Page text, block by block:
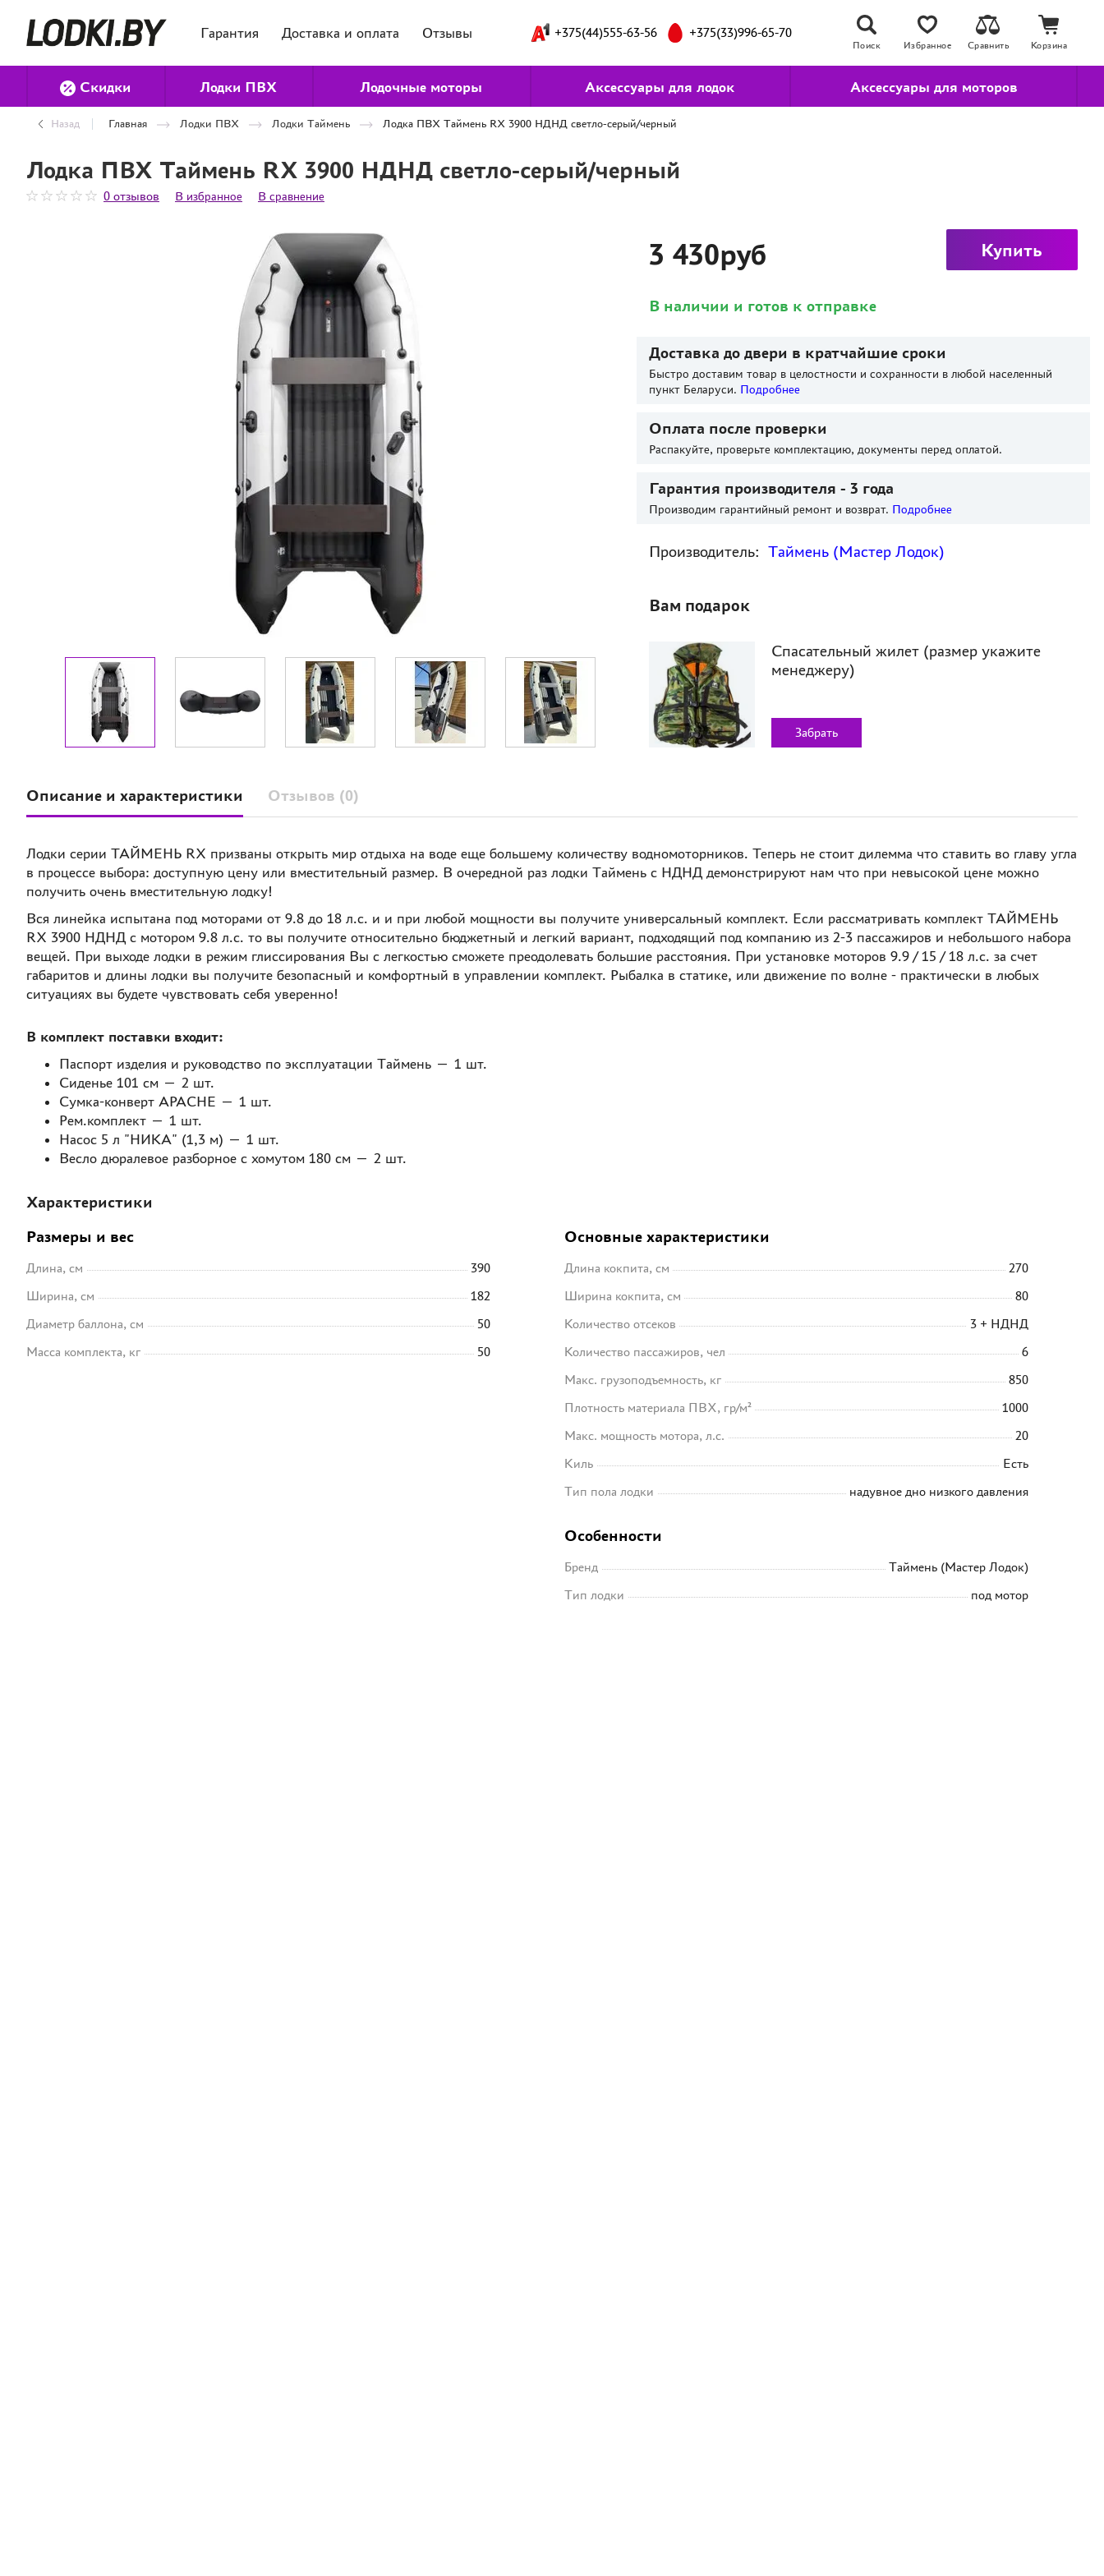
Гарантия Доставка и оплата Отзывы +375(44)555-63-56 +375(33)996-65-70
Поиск Избранное Сравнить Корзина
Скидки Лодки ПВХ Лодочные моторы Аксессуары для лодок Аксессуары для моторов
Назад Главная Лодки ПВХ Лодки Таймень Лодка ПВХ Таймень RX 3900 НДНД светло-серый/черный
Лодка ПВХ Таймень RX 3900 НДНД светло-серый/черный
0 отзывов В избранное В сравнение
3 430руб Купить
В наличии и готов к отправке
Доставка до двери в кратчайшие сроки
Быстро доставим товар в целостности и сохранности в любой населенный
пункт Беларуси. Подробнее
Оплата после проверки
Распакуйте, проверьте комплектацию, документы перед оплатой.
Гарантия производителя - 3 года
Производим гарантийный ремонт и возврат. Подробнее
Производитель: Таймень (Мастер Лодок)
Вам подарок
Спасательный жилет (размер укажите
менеджеру)
Забрать
Описание и характеристики Отзывов (0)
Лодки серии ТАЙМЕНЬ RX призваны открыть мир отдыха на воде еще большему количеству водномоторников. Теперь не стоит дилемма что ставить во главу угла
в процессе выбора: доступную цену или вместительный размер. В очередной раз лодки Таймень с НДНД демонстрируют нам что при невысокой цене можно
получить очень вместительную лодку!
Вся линейка испытана под моторами от 9.8 до 18 л.с. и и при любой мощности вы получите универсальный комплект. Если рассматривать комплект ТАЙМЕНЬ
RX 3900 НДНД с мотором 9.8 л.с. то вы получите относительно бюджетный и легкий вариант, подходящий под компанию из 2-3 пассажиров и небольшого набора
вещей. При выходе лодки в режим глиссирования Вы с легкостью сможете преодолевать большие расстояния. При установке моторов 9.9 / 15 / 18 л.с. за счет
габаритов и длины лодки вы получите безопасный и комфортный в управлении комплект. Рыбалка в статике, или движение по волне - практически в любых
ситуациях вы будете чувствовать себя уверенно!
В комплект поставки входит:
Паспорт изделия и руководство по эксплуатации Таймень — 1 шт.
Сиденье 101 см — 2 шт.
Сумка-конверт APACHE — 1 шт.
Рем.комплект — 1 шт.
Насос 5 л "НИКА" (1,3 м) — 1 шт.
Весло дюралевое разборное с хомутом 180 см — 2 шт.
Характеристики
Размеры и вес
Длина, см
390
Ширина, см
182
Диаметр баллона, см
50
Масса комплекта, кг
50
Основные характеристики
Длина кокпита, см
270
Ширина кокпита, см
80
Количество отсеков
3 + НДНД
Количество пассажиров, чел
6
Макс. грузоподъемность, кг
850
Плотность материала ПВХ, гр/м²
1000
Макс. мощность мотора, л.с.
20
Киль
Есть
Тип пола лодки
надувное дно низкого давления
Особенности
Бренд
Таймень (Мастер Лодок)
Тип лодки
под мотор